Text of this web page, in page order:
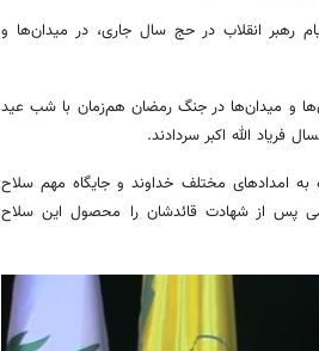
ایران در لبیک به پیام رهبر انقلاب در حج سال جاری، در میدان‌ها و
و میدان‌ها در جنگ رمضان هم‌زمان با شب عید
فریاد الله اکبر سردادند.
به امدادهای مختلف خداوند و جایگاه مهم سلاح
پس از شهادت قائدشان را محصول این سلاح